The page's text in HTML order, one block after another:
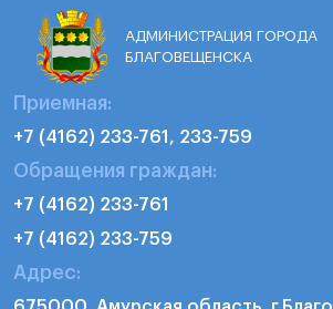
АДМИНИСТРАЦИЯ ГОРОДА
БЛАГОВЕЩЕНСКА
Приемная:
+7 (4162) 233-761, 233-759
Обращения граждан:
+7 (4162) 233-761
+7 (4162) 233-759
Адрес: